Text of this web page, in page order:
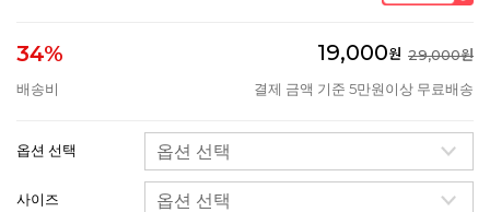
34% 19,000원 29,000원
배송비
결제 금액 기준 5만원이상 무료배송
옵션 선택
사이즈